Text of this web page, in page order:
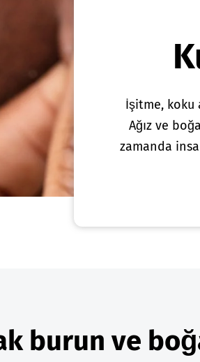
İşitme, koku
Ağız ve
zamanda
burun ve